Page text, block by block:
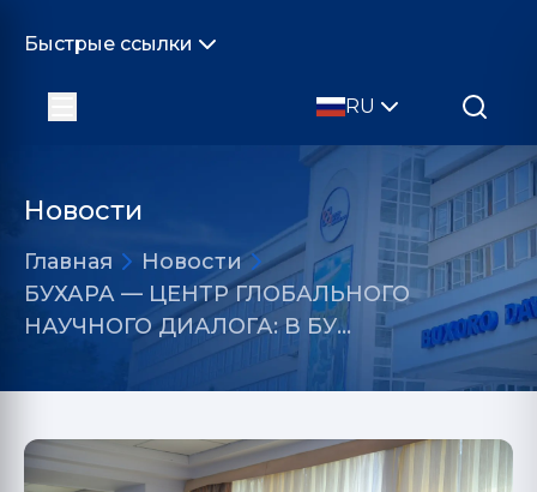
Быстрые ссылки
RU
Новости
Главная
Новости
БУХАРА — ЦЕНТР ГЛОБАЛЬНОГО
НАУЧНОГО ДИАЛОГА: В БУ…